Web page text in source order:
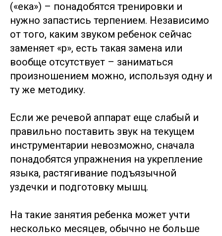
(«ека») – понадобятся тренировки и
нужно запастись терпением. Независимо
от того, каким звуком ребенок сейчас
заменяет «р», есть такая замена или
вообще отсутствует – заниматься
произношением можно, используя одну и
ту же методику.
Если же речевой аппарат еще слабый и
правильно поставить звук на текущем
инструментарии невозможно, сначала
понадобятся упражнения на укрепление
языка, растягивание подъязычной
уздечки и подготовку мышц.
На такие занятия ребенка может учти
несколько месяцев, обычно не больше